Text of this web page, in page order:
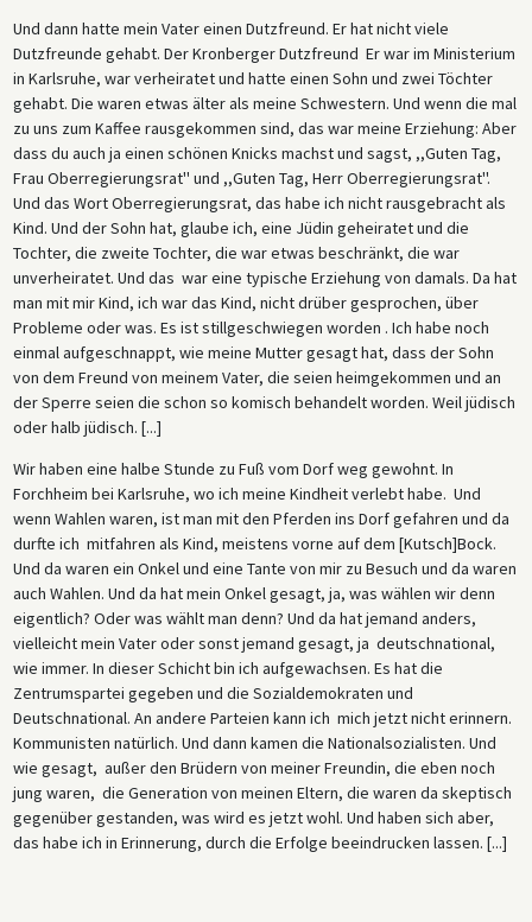
Und dann hatte mein Vater einen Dutzfreund. Er hat nicht viele
Dutzfreunde gehabt. Der Kronberger Dutzfreund Er war im Ministerium
in Karlsruhe, war verheiratet und hatte einen Sohn und zwei Töchter
gehabt. Die waren etwas älter als meine Schwestern. Und wenn die mal
zu uns zum Kaffee rausgekommen sind, das war meine Erziehung: Aber
dass du auch ja einen schönen Knicks machst und sagst, ,,Guten Tag,
Frau Oberregierungsrat'' und ,,Guten Tag, Herr Oberregierungsrat''.
Und das Wort Oberregierungsrat, das habe ich nicht rausgebracht als
Kind. Und der Sohn hat, glaube ich, eine Jüdin geheiratet und die
Tochter, die zweite Tochter, die war etwas beschränkt, die war
unverheiratet. Und das war eine typische Erziehung von damals. Da hat
man mit mir Kind, ich war das Kind, nicht drüber gesprochen, über
Probleme oder was. Es ist stillgeschwiegen worden . Ich habe noch
einmal aufgeschnappt, wie meine Mutter gesagt hat, dass der Sohn
von dem Freund von meinem Vater, die seien heimgekommen und an
der Sperre seien die schon so komisch behandelt worden. Weil jüdisch
oder halb jüdisch. [...]
Wir haben eine halbe Stunde zu Fuß vom Dorf weg gewohnt. In
Forchheim bei Karlsruhe, wo ich meine Kindheit verlebt habe. Und
wenn Wahlen waren, ist man mit den Pferden ins Dorf gefahren und da
durfte ich mitfahren als Kind, meistens vorne auf dem [Kutsch]Bock.
Und da waren ein Onkel und eine Tante von mir zu Besuch und da waren
auch Wahlen. Und da hat mein Onkel gesagt, ja, was wählen wir denn
eigentlich? Oder was wählt man denn? Und da hat jemand anders,
vielleicht mein Vater oder sonst jemand gesagt, ja deutschnational,
wie immer. In dieser Schicht bin ich aufgewachsen. Es hat die
Zentrumspartei gegeben und die Sozialdemokraten und
Deutschnational. An andere Parteien kann ich mich jetzt nicht erinnern.
Kommunisten natürlich. Und dann kamen die Nationalsozialisten. Und
wie gesagt, außer den Brüdern von meiner Freundin, die eben noch
jung waren, die Generation von meinen Eltern, die waren da skeptisch
gegenüber gestanden, was wird es jetzt wohl. Und haben sich aber,
das habe ich in Erinnerung, durch die Erfolge beeindrucken lassen. [...]